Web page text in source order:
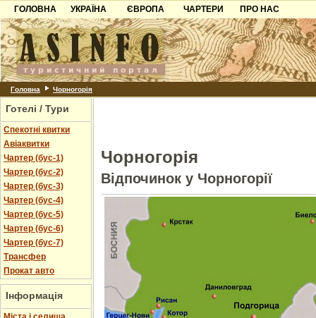
ГОЛОВНА
УКРАЇНА
Карпати
Азов
Причорноморря
Шацьк
ЄВРОПА
Чорногорія
Хорватія
Болгарія
ЧАРТЕРИ
ПРО НАС
Контакти
Партнерам
Додати готель
Головна Чорногорія
Готелі / Тури
Спекотні квитки
Авіаквитки
Чартер (бус-1)
Чартер (бус-2)
Чартер (бус-3)
Чартер (бус-4)
Чартер (бус-5)
Чартер (бус-6)
Чартер (бус-7)
Трансфер
Прокат авто
Інформація
Чорногорія
Відпочинок у Чорногорії